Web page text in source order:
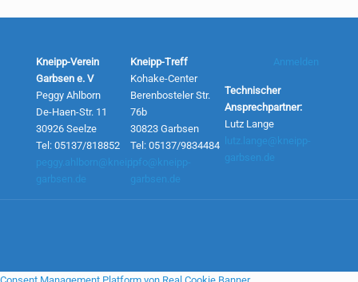
Kneipp-Verein
Garbsen e. V
Peggy Ahlborn
De-Haen-Str. 11
30926 Seelze
Tel: 05137/818852
peggy.ahlborn@kneipp-
garbsen.de
Kneipp-Treff
Kohake-Center
Berenbosteler Str.
76b
30823 Garbsen
Tel: 05137/9834484
info@kneipp-
garbsen.de
Anmelden
Technischer
Ansprechpartner:
Lutz Lange
lutz.lange@kneipp-
garbsen.de